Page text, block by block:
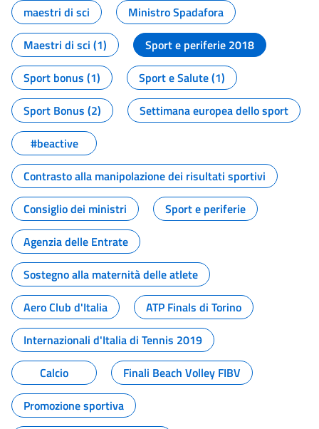
maestri di sci
Ministro Spadafora
Maestri di sci (1)
Sport e periferie 2018
Sport bonus (1)
Sport e Salute (1)
Sport Bonus (2)
Settimana europea dello sport
#beactive
Contrasto alla manipolazione dei risultati sportivi
Consiglio dei ministri
Sport e periferie
Agenzia delle Entrate
Sostegno alla maternità delle atlete
Aero Club d'Italia
ATP Finals di Torino
Internazionali d'Italia di Tennis 2019
Calcio
Finali Beach Volley FIBV
Promozione sportiva